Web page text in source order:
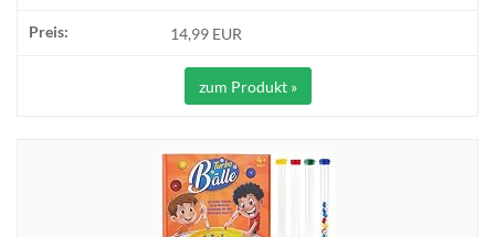
14,99 EUR
zum Produkt »